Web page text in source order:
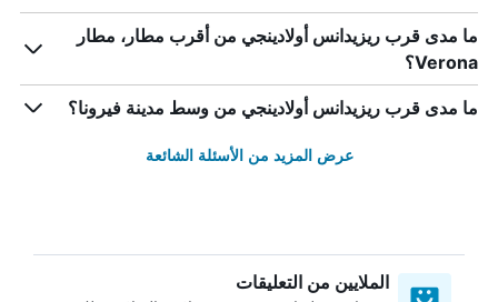
ما مدى قرب ريزيدانس أولادينجي من أقرب مطار، مطار
Verona؟
ما مدى قرب ريزيدانس أولادينجي من وسط مدينة فيرونا؟
عرض المزيد من الأسئلة الشائعة
الملايين من التعليقات